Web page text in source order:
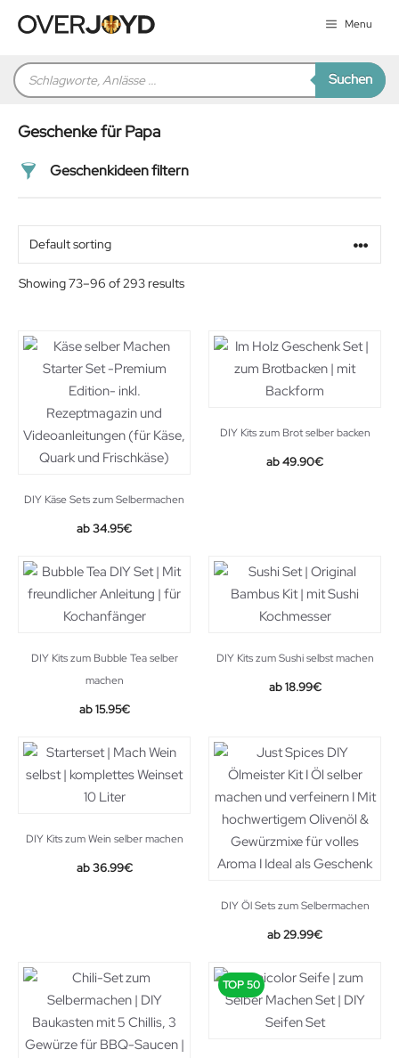
Inhalt
Menu
Products
search Suchen
Geschenke für Papa
Geschenkideen filtern
Beziehung
Showing 73–96 of 293 results
DIY Käse Sets zum Selbermachen
34.95€
DIY Kits zum Brot selber backen
49.90€
DIY Kits zum Bubble Tea selber
machen
15.95€
DIY Kits zum Sushi selbst machen
18.99€
DIY Kits zum Wein selber machen
36.99€
DIY Öl Sets zum Selbermachen
Original
was:
29.99€Current
is:
29.99€.
TOP 50